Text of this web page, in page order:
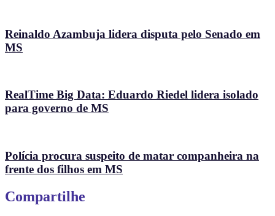
Reinaldo Azambuja lidera disputa pelo Senado em
MS
RealTime Big Data: Eduardo Riedel lidera isolado
para governo de MS
Polícia procura suspeito de matar companheira na
frente dos filhos em MS
Compartilhe